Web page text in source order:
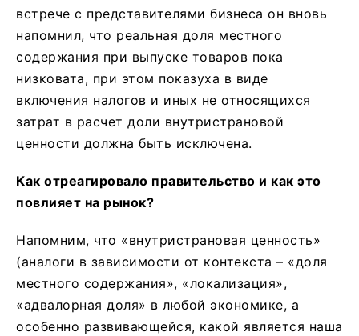
встрече с представителями бизнеса он вновь
напомнил, что реальная доля местного
содержания при выпуске товаров пока
низковата, при этом показуха в виде
включения налогов и иных не относящихся
затрат в расчет доли внутристрановой
ценности должна быть исключена.
Как отреагировало правительство и как это
повлияет на рынок?
Напомним, что «внутристрановая ценность»
(аналоги в зависимости от контекста – «доля
местного содержания», «локализация»,
«адвалорная доля» в любой экономике, а
особенно развивающейся, какой является наша